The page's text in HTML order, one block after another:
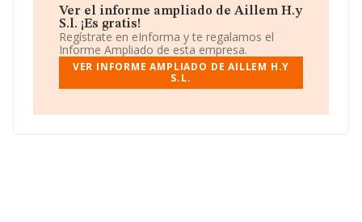
en mercados exteriores.
La empresaAillem H.Y S.L, con NIF B24932527, se
encuentra en Calle Alzina núm. 14 Ur Mirador De
Montserrat, (08251), Santpedor, en Barcelona,
Cataluña.
hasta 13.870 empresas, a nivel nacional la facturación
Ver el informe ampliado de Aillem H.y
S.l. ¡Es gratis!
Regístrate en eInforma y te regalamos el
Informe Ampliado de esta empresa.
VER INFORME AMPLIADO DE AILLEM H.Y
S.L.